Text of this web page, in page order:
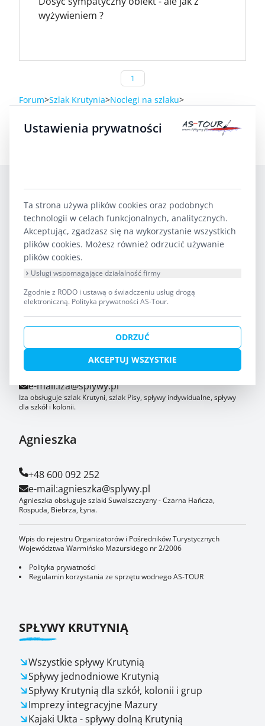
wyżywieniem ?
1
Forum Szlak Krutynia Noclegi na szlaku
AS-TOUR Biuro Turystyki Kajakowej
Krutyń 4 11-710 Piecki
+48 608 319 014
e-mail:iza@splywy.pl
Iza obsługuje szlak Krutyni, szlak Pisy, spływy indywidualne, spływy
dla szkół i kolonii.
Agnieszka
+48 600 092 252
e-mail:agnieszka@splywy.pl
Agnieszka obsługuje szlaki Suwalszczyzny - Czarna Hańcza,
Rospuda, Biebrza, Łyna.
Wpis do rejestru Organizatorów i Pośredników Turystycznych
Województwa Warmińsko Mazurskiego nr 2/2006
Polityka prywatności
Regulamin korzystania ze sprzętu wodnego AS-TOUR
SPŁYWY KRUTYNIĄ
Wszystkie spływy Krutynią
Spływy jednodniowe Krutynią
Spływy Krutynią dla szkół, kolonii i grup
Imprezy integracyjne Mazury
Kajaki Ukta - spływy dolną Krutynią
Ustawienia prywatności
Ta strona używa plików cookies oraz podobnych
technologii w celach funkcjonalnych, analitycznych.
Akceptując, zgadzasz się na wykorzystanie wszystkich
plików cookies. Możesz również odrzucić używanie
plików cookies.
Usługi wspomagające działalność firmy
Zgodnie z RODO i ustawą o świadczeniu usług drogą
elektroniczną. Polityka prywatności AS-Tour.
ODRZUĆ
AKCEPTUJ WSZYSTKIE